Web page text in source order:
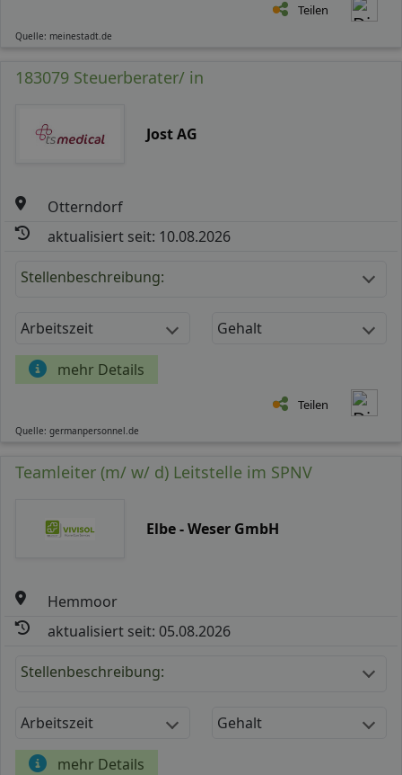
Teilen
Quelle: meinestadt.de
183079 Steuerberater/ in
Jost AG
Otterndorf
aktualisiert seit: 10.08.2026
Stellenbeschreibung:
Arbeitszeit Gehalt
mehr Details
Teilen
Quelle: germanpersonnel.de
Teamleiter (m/ w/ d) Leitstelle im SPNV
Elbe - Weser GmbH
Hemmoor
aktualisiert seit: 05.08.2026
Stellenbeschreibung:
Arbeitszeit Gehalt
mehr Details